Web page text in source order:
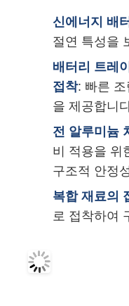
신에너지 배
절연 특성을
배터리 트레
접착: 빠른
을 제공합니
전 알루미늄
비 적용을 위
구조적 안정
복합 재료의
로 접착하여